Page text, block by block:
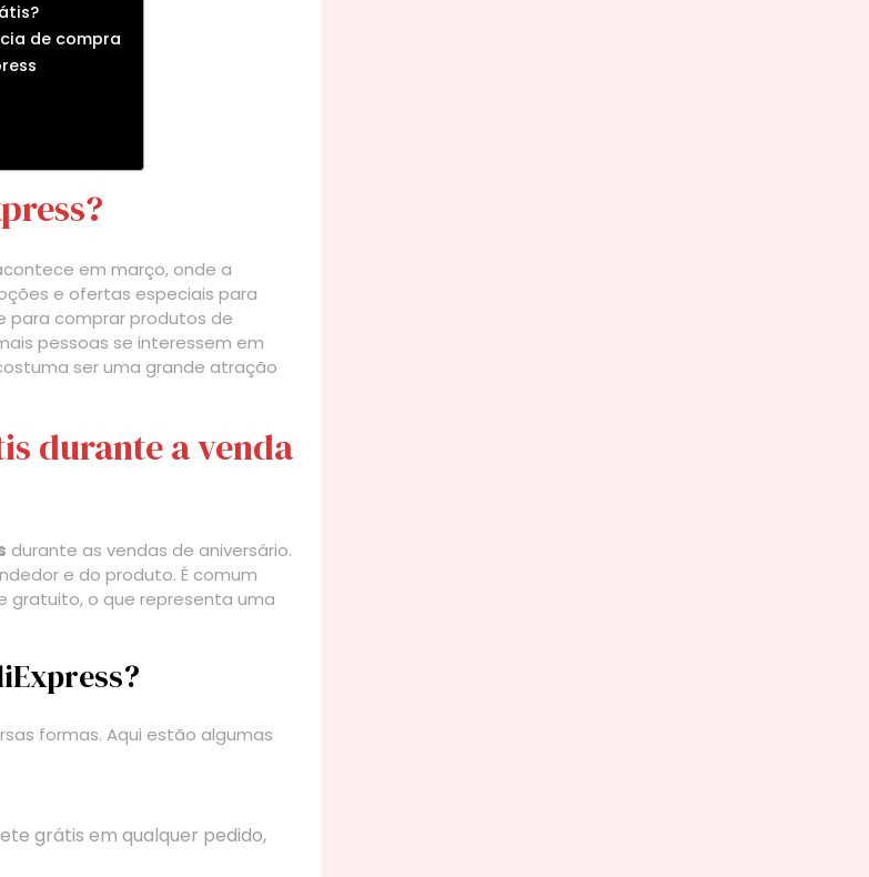
de compra
em março, onde a
e ofertas especiais para
para comprar produtos de
pessoas se interessem em
ser uma grande atração
durante a venda
durante as vendas de aniversário.
e do produto. É comum
gratuito, o que representa uma
formas. Aqui estão algumas
grátis em qualquer pedido,